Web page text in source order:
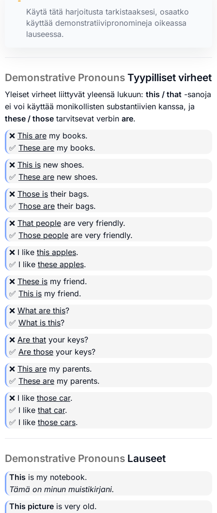
Käytä tätä harjoitusta tarkistaaksesi, osaatko
käyttää demonstratiivipronomineja oikeassa
lauseessa.
Demonstrative Pronouns Tyypilliset virheet
Yleiset virheet liittyvät yleensä lukuun: this / that -sanoja
ei voi käyttää monikollisten substantiivien kanssa, ja
these / those tarvitsevat verbin are.
❌ This are my books.
✅ These are my books.
❌ This is new shoes.
✅ These are new shoes.
❌ Those is their bags.
✅ Those are their bags.
❌ That people are very friendly.
✅ Those people are very friendly.
❌ I like this apples.
✅ I like these apples.
❌ These is my friend.
✅ This is my friend.
❌ What are this?
✅ What is this?
❌ Are that your keys?
✅ Are those your keys?
❌ This are my parents.
✅ These are my parents.
❌ I like those car.
✅ I like that car.
✅ I like those cars.
Demonstrative Pronouns Lauseet
This is my notebook.
Tämä on minun muistikirjani.
This picture is very old.